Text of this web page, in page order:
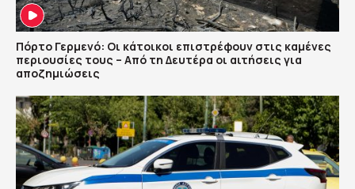
Πόρτο Γερμενό: Οι κάτοικοι επιστρέφουν στις καμένες
περιουσίες τους – Aπό τη Δευτέρα οι αιτήσεις για
αποζημιώσεις